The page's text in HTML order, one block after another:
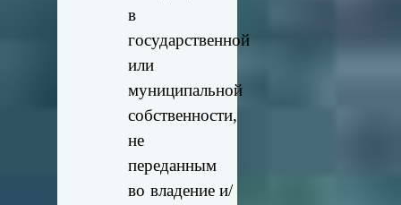
в
государственной
или
муниципальной
собственности,
не
переданным
во владение и/